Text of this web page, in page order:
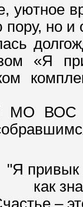
уютное
пору, но
«Я
МО ВОС
"Я привык
как
–